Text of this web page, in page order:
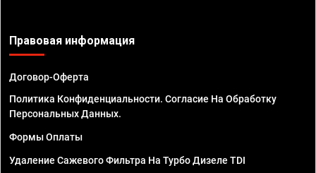
Правовая информация
Договор-Оферта
Политика Конфиденциальности. Согласие На Обработку
Персональных Данных.
Формы Оплаты
Удаление Сажевого Фильтра На Турбо Дизеле TDI